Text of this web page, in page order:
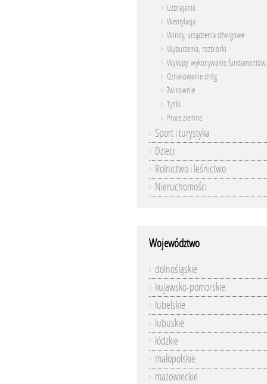
Uzbrajanie
Wentylacja
Windy, urządzenia dźwigowe
Wyburzenia, rozbiórki
Wykopy, wykonywanie
Oznakowanie dróg
Żwirownie
Tynki
Prace ziemne
Sport i turystyka
Dzieci
Rolnictwo i leśnictwo
Nieruchomości
Województwo
dolnośląskie
kujawsko-pomorskie
lubelskie
lubuskie
łódzkie
małopolskie
mazowieckie